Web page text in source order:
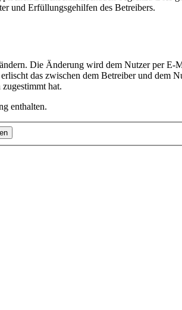
und Erfüllungsgehilfen des Betreibers.
Die Änderung wird dem Nutzer per E-
das zwischen dem Betreiber und dem
hat.
enthalten.